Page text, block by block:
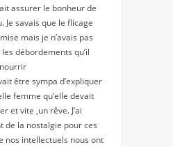
assurer le bonheur de
Je savais que le flicage
mais je n’avais pas
débordements qu’il
être sympa d’expliquer
femme qu’elle devait
et vite ,un rêve. J’ai
de la nostalgie pour ces
nos intellectuels nous ont